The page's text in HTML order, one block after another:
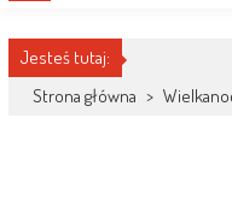
Jesteś tutaj:
Strona główna >